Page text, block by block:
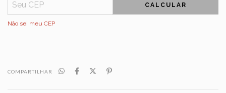
CALCULAR
Não sei meu CEP
COMPARTILHAR